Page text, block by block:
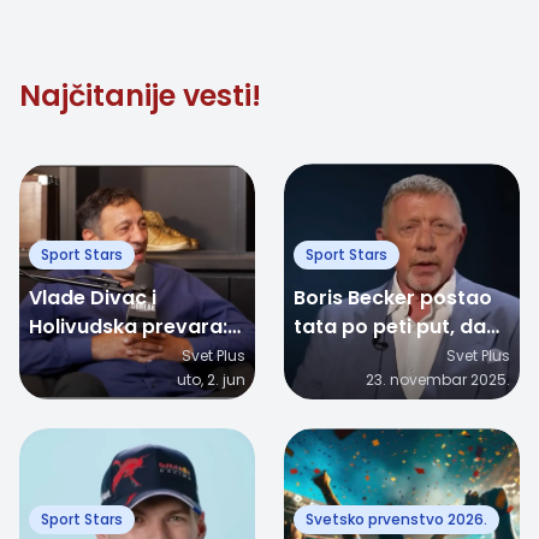
Najčitanije vesti!
Sport Stars
Vlade Divac i
Holivudska prevara:
Kako je nasamario
saigrača pomoću
Svet Plus
uto, 2. jun
Sport Stars
Boris Becker postao
tata po peti put, dan
pre svog 58.
rođendana
Svet Plus
23. novembar 2025.
Sport Stars Svetsko prvenstvo 2026.